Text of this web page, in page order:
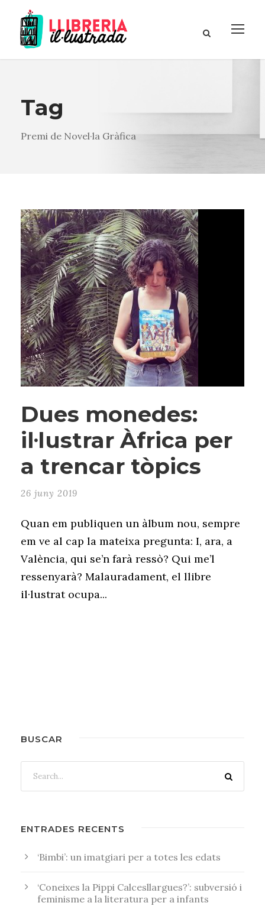
Tag
Premi de Novel·la Gràfica
Dues monedes:
il·lustrar Àfrica per
a trencar tòpics
26 juny 2019
Quan em publiquen un àlbum nou, sempre
em ve al cap la mateixa pregunta: I, ara, a
València, qui se’n farà ressò? Qui me’l
ressenyarà? Malauradament, el llibre
il·lustrat ocupa...
BUSCAR
ENTRADES RECENTS
‘Bimbi’: un imatgiari per a totes les edats
‘Coneixes la Pippi Calcesllargues?’: subversió i
feminisme a la literatura per a infants